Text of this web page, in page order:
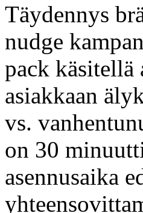
Täydennys
nudge
pack
asiakkaan
vs.
on 30
asennusaika